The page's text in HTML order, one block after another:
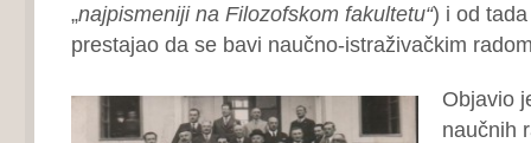
„najpismeniji na Filozofskom fakultetu“) i od
prestajao da se bavi naučno-istraživačkim
Objavio
naučnih